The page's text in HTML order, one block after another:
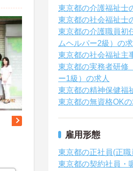
東京都の介護福祉士
東京都の社会福祉士
東京都の介護職員初
ムヘルパー2級）の求
東京都の社会福祉主
東京都の実務者研修
ー1級）の求人
東京都の精神保健福
東京都の無資格OKの
雇用形態
東京都の正社員(正職
東京都の契約社員・